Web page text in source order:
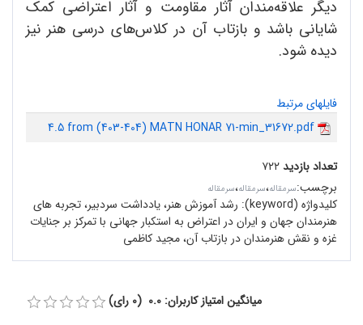
دیگر علاقه‌مندان آثار مقاومت و آثار اعتراضی کمک
شایانی باشد و بازتاب آن در کلاس‌های درسی هنر نیز
دیده شود.
فایلهای مرتبط
4.5 from (403-404) MATN HONAR 71-min_31672.pdf
تعداد بازدید۷۲۲
برچسب:سرمقاله‌،سرمقاله،سرمقاله
کلیدواژه (keyword):
رشد آموزش هنر، یادداشت سردبیر، تجربه های
هنرمندان جهان و ایران در اعتراض به استکبار جهانی با تمرکز بر جنایات
غزه و نقش هنرمندان در بازتاب آن، مجید کاظمی
میانگین امتیاز کاربران: 0.0 (0 رای)